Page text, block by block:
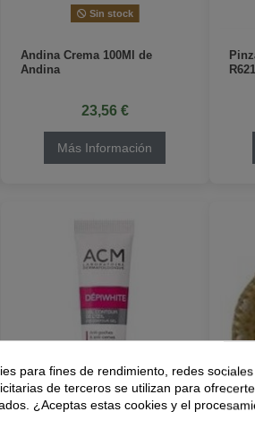
Sin stock
Andina Crema 100Ml de
Andina
23,56 €
Más Información
para fines de rendimiento, redes
de terceros se utilizan para
¿Aceptas estas cookies y el